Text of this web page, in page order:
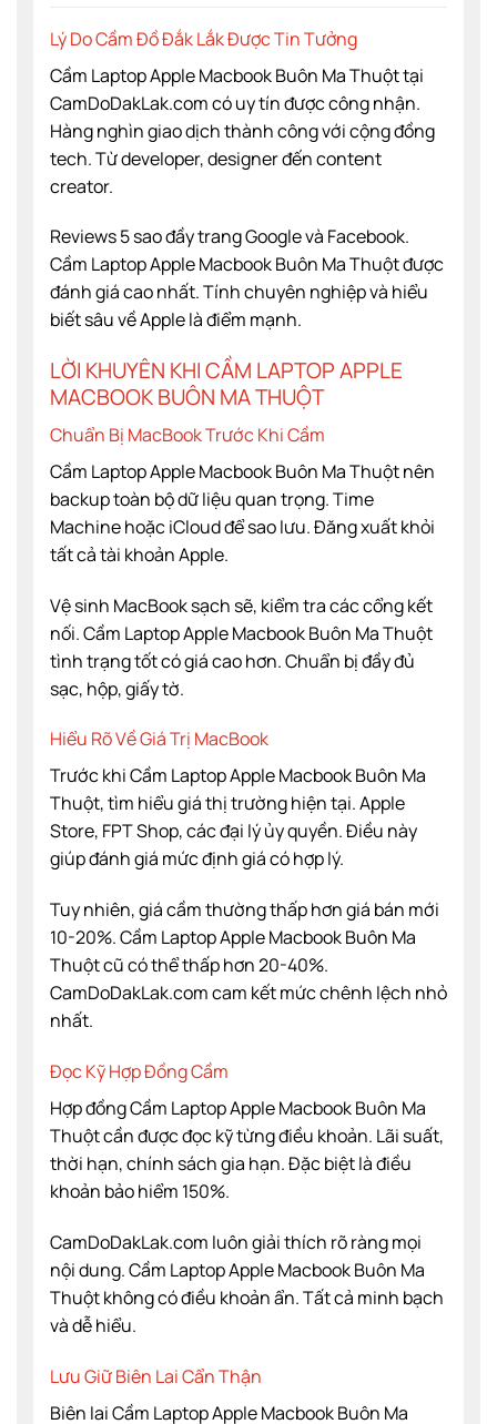
Lý Do Cầm Đồ Đắk Lắk Được Tin Tưởng
Cầm Laptop Apple Macbook Buôn Ma Thuột tại
CamDoDakLak.com có uy tín được công nhận.
Hàng nghìn giao dịch thành công với cộng đồng
tech. Từ developer, designer đến content
creator.
Reviews 5 sao đầy trang Google và Facebook.
Cầm Laptop Apple Macbook Buôn Ma Thuột được
đánh giá cao nhất. Tính chuyên nghiệp và hiểu
biết sâu về Apple là điểm mạnh.
LỜI KHUYÊN KHI CẦM LAPTOP APPLE
MACBOOK BUÔN MA THUỘT
Chuẩn Bị MacBook Trước Khi Cầm
Cầm Laptop Apple Macbook Buôn Ma Thuột nên
backup toàn bộ dữ liệu quan trọng. Time
Machine hoặc iCloud để sao lưu. Đăng xuất khỏi
tất cả tài khoản Apple.
Vệ sinh MacBook sạch sẽ, kiểm tra các cổng kết
nối. Cầm Laptop Apple Macbook Buôn Ma Thuột
tình trạng tốt có giá cao hơn. Chuẩn bị đầy đủ
sạc, hộp, giấy tờ.
Hiểu Rõ Về Giá Trị MacBook
Trước khi Cầm Laptop Apple Macbook Buôn Ma
Thuột, tìm hiểu giá thị trường hiện tại. Apple
Store, FPT Shop, các đại lý ủy quyền. Điều này
giúp đánh giá mức định giá có hợp lý.
Tuy nhiên, giá cầm thường thấp hơn giá bán mới
10-20%. Cầm Laptop Apple Macbook Buôn Ma
Thuột cũ có thể thấp hơn 20-40%.
CamDoDakLak.com cam kết mức chênh lệch nhỏ
nhất.
Đọc Kỹ Hợp Đồng Cầm
Hợp đồng Cầm Laptop Apple Macbook Buôn Ma
Thuột cần được đọc kỹ từng điều khoản. Lãi suất,
thời hạn, chính sách gia hạn. Đặc biệt là điều
khoản bảo hiểm 150%.
CamDoDakLak.com luôn giải thích rõ ràng mọi
nội dung. Cầm Laptop Apple Macbook Buôn Ma
Thuột không có điều khoản ẩn. Tất cả minh bạch
và dễ hiểu.
Lưu Giữ Biên Lai Cẩn Thận
Biên lai Cầm Laptop Apple Macbook Buôn Ma